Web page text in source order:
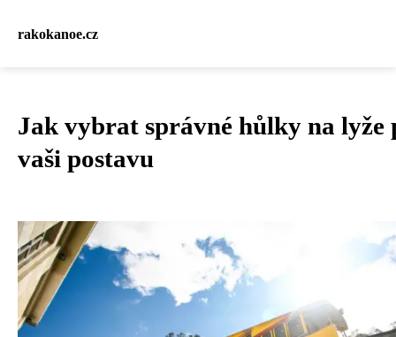
rakokanoe.cz
Jak vybrat správné hůlky na lyže
vaši postavu